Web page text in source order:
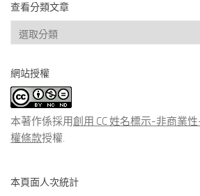
查看分類文章
查
看
類
文
章
網站授權
本著作係採用創用 CC 姓名標示-非商業
權條款授權.
本頁面人次統計